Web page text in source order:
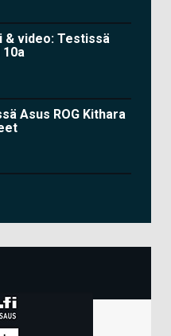
& video: Testissä
Asus ROG Kithara